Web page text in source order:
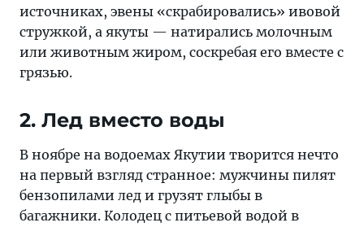
источниках, эвены «скрабировались» ивовой
стружкой, а якуты — натирались молочным
или животным жиром, соскребая его вместе с
грязью.
2. Лед вместо воды
В ноябре на водоемах Якутии творится нечто
на первый взгляд странное: мужчины пилят
бензопилами лед и грузят глыбы в
багажники. Колодец с питьевой водой в